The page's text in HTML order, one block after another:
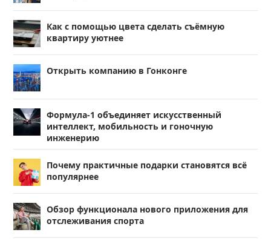
Как с помощью цвета сделать съёмную
квартиру уютнее
Открыть компанию в Гонконге
Формула-1 объединяет искусственный
интеллект, мобильность и гоночную
инженерию
Почему практичные подарки становятся всё
популярнее
Обзор функционала нового приложения для
отслеживания спорта